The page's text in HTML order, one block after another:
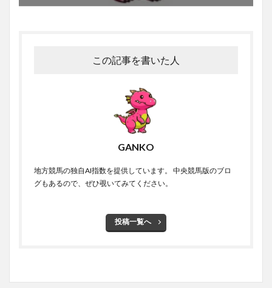
この記事を書いた人
GANKO
地方競馬の独自AI指数を提供しています。 中央競馬版のブロ
グもあるので、ぜひ覗いてみてください。
投稿一覧へ